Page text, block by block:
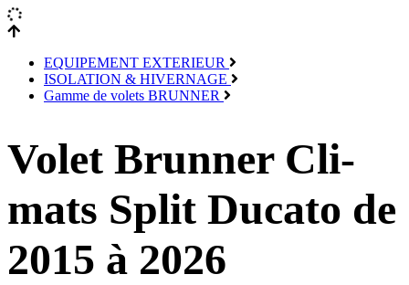
EQUIPEMENT EXTERIEUR
ISOLATION & HIVERNAGE
Gamme de volets BRUNNER
Volet Brunner Cli-
mats Split Ducato de
2015 à 2026